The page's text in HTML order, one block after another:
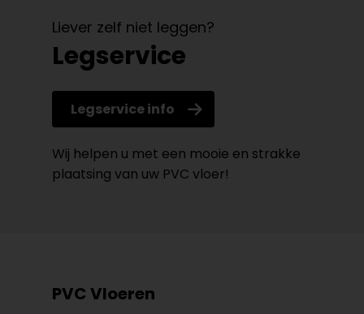
Liever zelf niet leggen?
Legservice
Legservice info
Wij helpen u met een mooie en strakke
plaatsing van uw PVC vloer!
PVC Vloeren